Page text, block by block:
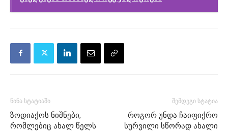
წინა სტატიაში
ზოდიაქოს ნიშნები,
რომლებიც ახალ წელს
შემდეგი სტატია
როგორ უნდა ჩაიფიქრო
სურვილი სწორად ახალი